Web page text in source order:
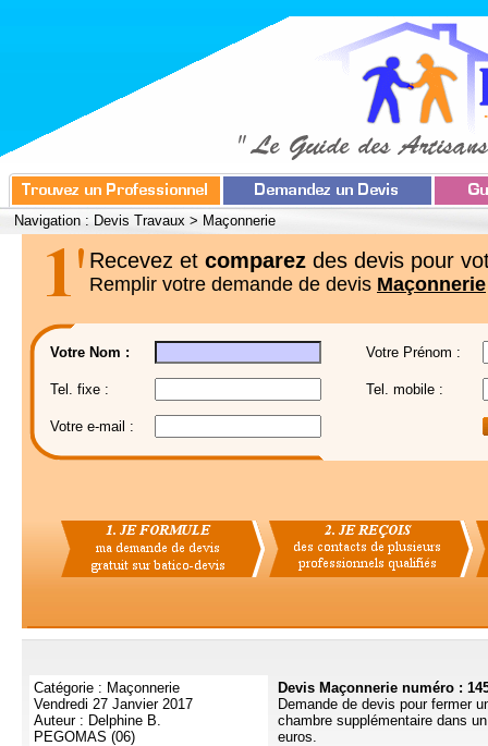
Navigation : Devis Travaux > Maçonnerie
Recevez et comparez des devis pour
Remplir votre demande de devis Maçonnerie
Votre Nom : Votre Prénom :
Tel. fixe : Tel. mobile :
Votre e-mail :
Catégorie : Maçonnerie
Vendredi 27 Janvier 2017
Auteur : Delphine B.
PEGOMAS (06)
Devis Maçonnerie numéro :
Demande de devis pour fermer
chambre supplémentaire dans
euros.